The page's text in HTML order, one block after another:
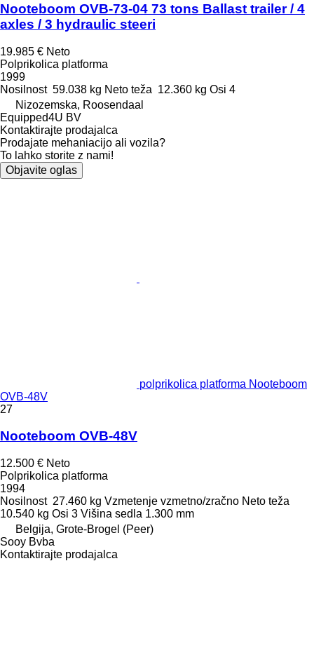
Nooteboom OVB-73-04 73 tons Ballast trailer / 4
axles / 3 hydraulic steeri
19.985 € Neto
Polprikolica platforma
1999
Nosilnost 59.038 kg Neto teža 12.360 kg Osi 4
Nizozemska, Roosendaal
Equipped4U BV
Kontaktirajte prodajalca
Prodajate mehaniacijo ali vozila?
To lahko storite z nami!
Objavite oglas
polprikolica platforma Nooteboom
OVB-48V
27
Nooteboom OVB-48V
12.500 € Neto
Polprikolica platforma
1994
Nosilnost 27.460 kg Vzmetenje vzmetno/zračno Neto teža
10.540 kg Osi 3 Višina sedla 1.300 mm
Belgija, Grote-Brogel (Peer)
Sooy Bvba
Kontaktirajte prodajalca